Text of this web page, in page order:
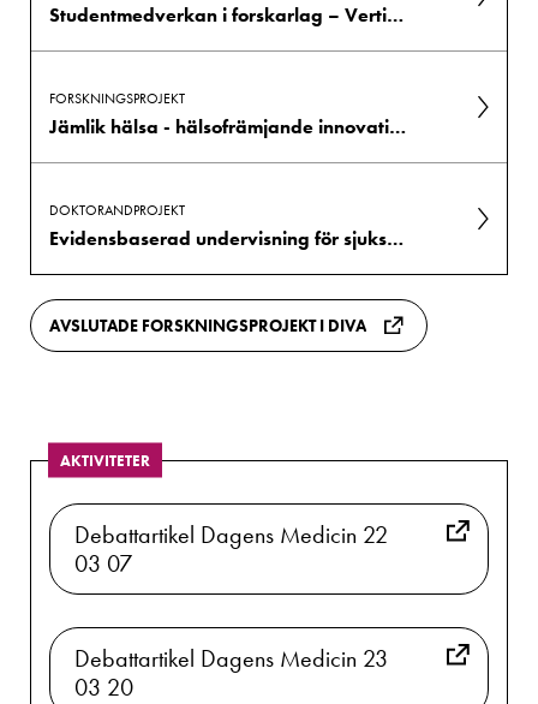
Studentmedverkan i forskarlag – Vertikalt integrerade projekt (VIP) inom biomedicinsk, kriminologi- och vårdvetenskaplig forskning
FORSKNINGSPROJEKT
Jämlik hälsa - hälsofrämjande innovation i samverkan
DOKTORANDPROJEKT
Evidensbaserad undervisning för sjuksköterskestudenter för att underlätta kritiskt tänkande: en studie genomförd inom MRCs ramverk
AVSLUTADE FORSKNINGSPROJEKT I DIVA
AKTIVITETER
Debattartikel Dagens Medicin 22
03 07
Debattartikel Dagens Medicin 23
03 20